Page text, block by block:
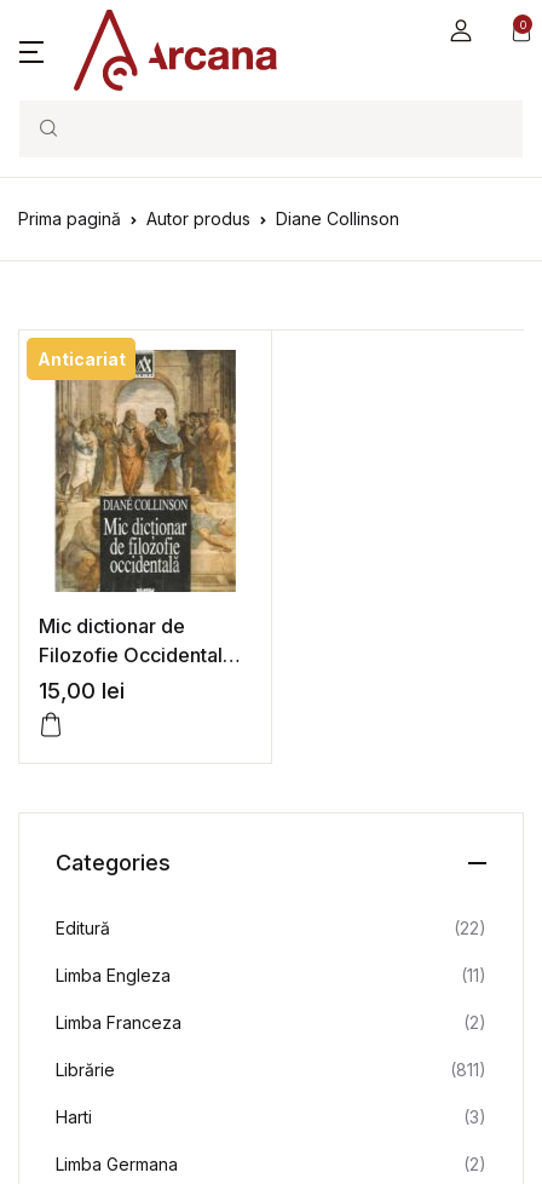
0
Search
Prima pagină Autor produs Diane Collinson
Anticariat
Mic dictionar de
Filozofie Occidentala –
Diane Collinson
15,00 lei
Categories
Editură (22)
Limba Engleza (11)
Limba Franceza (2)
Librărie (811)
Harti (3)
Limba Germana (2)